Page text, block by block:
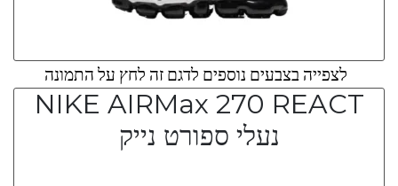
לצפייה בצבעים נוספים לדגם זה לחץ על התמונה
NIKE AIRMax 270 REACT
נעלי ספורט נייק